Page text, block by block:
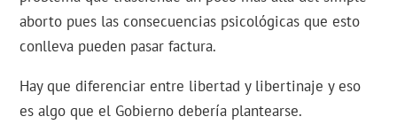
aborto pues las consecuencias psicológicas que esto
conlleva pueden pasar factura.
Hay que diferenciar entre libertad y libertinaje y eso
es algo que el Gobierno debería plantearse.